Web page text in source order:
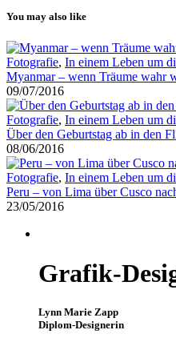
You may also like
Fotografie, In einem Leben um
Myanmar – wenn Träume wahr
09/07/2016
Fotografie, In einem Leben um
Über den Geburtstag ab in den
08/06/2016
Fotografie, In einem Leben um
Peru – von Lima über Cusco
23/05/2016
Grafik-
Lynn Marie Zapp
Diplom-Designerin